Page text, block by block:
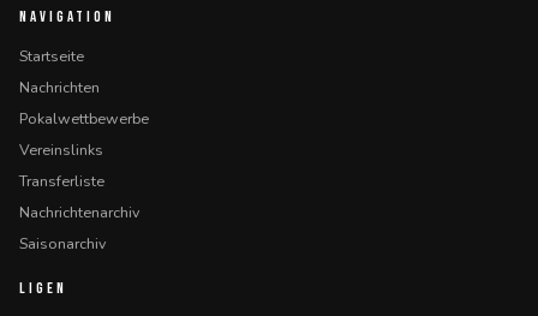
NAVIGATION
Startseite
Nachrichten
Pokalwettbewerbe
Vereinslinks
Transferliste
Nachrichtenarchiv
Saisonarchiv
LIGEN